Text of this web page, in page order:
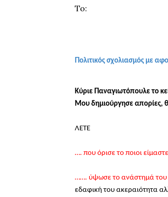
To:
Πολιτικός σχολιασμός με
Κύριε Παναγιωτόπουλε το
Μου δημιούργησε απορίες,
ΛΕΤΕ
…. που όρισε το ποιοι
……. ύψωσε το ανάστημά του
εδαφική του ακεραιότητα